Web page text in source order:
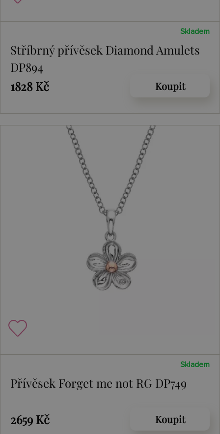
Skladem
Stříbrný přívěsek Diamond Amulets
DP894
1828 Kč
Koupit
Skladem
Přívěsek Forget me not RG DP749
2659 Kč Koupit